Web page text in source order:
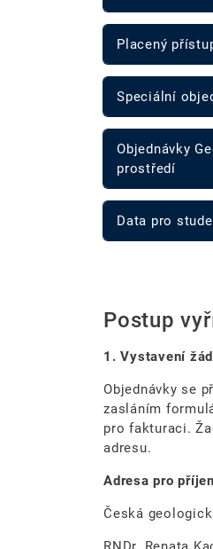
Placený
Speciální
Objednávky
prostředí
Data pro
Postup
1. Vystavení
Objednávky se
zasláním
pro fakturaci.
adresu.
Adresa pro
Česká